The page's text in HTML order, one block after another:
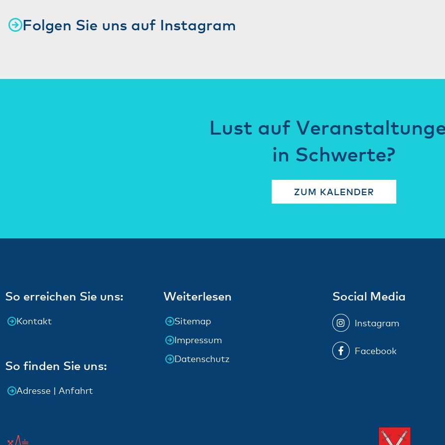
Folgen Sie uns auf Instagram
Lust auf
in Schwerte?
ZUM KALENDER
So erreichen Sie uns:
Kontakt
So finden Sie uns:
Adresse | Anfahrt
Weiterlesen
Sitemap
Impressum
Datenschutz
Social Media
Instagram
Facebook